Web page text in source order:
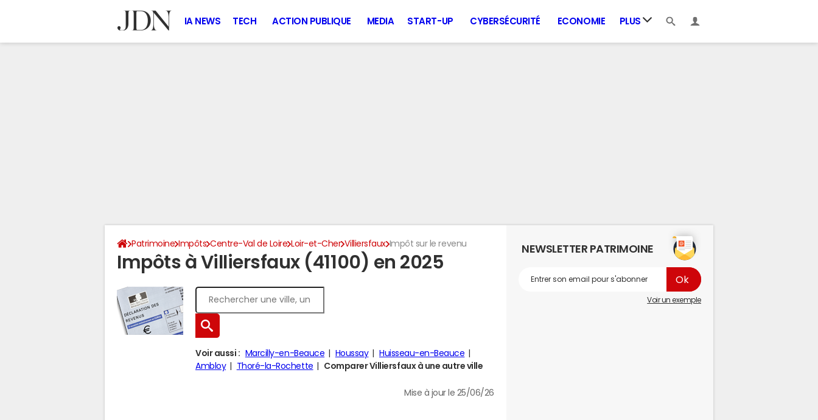
IA NEWS TECH ACTION PUBLIQUE MEDIA START-UP CYBERSÉCURITÉ ECONOMIE PLUS
Patrimoine Impôts Centre-Val de Loire Loir-et-Cher Villiersfaux Impôt sur le revenu
Impôts à Villiersfaux (41100) en 2025
Voir aussi : Marcilly-en-Beauce Houssay
Huisseau-en-Beauce
Ambloy
Thoré-la-Rochette Comparer Villiersfaux à une autre ville
Mise à jour le 25/06/26
NEWSLETTER PATRIMOINE
Voir un exemple